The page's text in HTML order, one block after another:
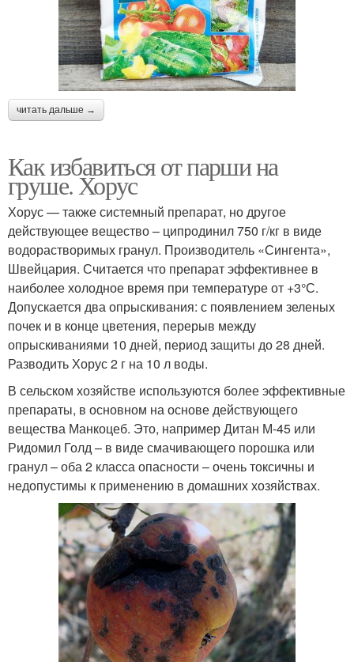
читать дальше →
Как избавиться от парши на
груше. Хорус
Хорус — также системный препарат, но другое
действующее вещество – ципродинил 750 г/кг в виде
водорастворимых гранул. Производитель «Сингента»,
Швейцария. Считается что препарат эффективнее в
наиболее холодное время при температуре от +3°С.
Допускается два опрыскивания: с появлением зеленых
почек и в конце цветения, перерыв между
опрыскиваниями 10 дней, период защиты до 28 дней.
Разводить Хорус 2 г на 10 л воды.
В сельском хозяйстве используются более эффективные
препараты, в основном на основе действующего
вещества Манкоцеб. Это, например Дитан М-45 или
Ридомил Голд – в виде смачивающего порошка или
гранул – оба 2 класса опасности – очень токсичны и
недопустимы к применению в домашних хозяйствах.